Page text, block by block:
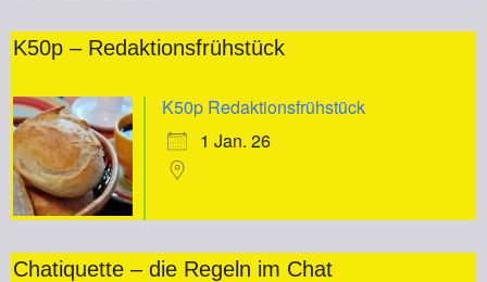
K50p – Redaktionsfrühstück
K50p Redaktionsfrühstück
1 Jan. 26
Chatiquette – die Regeln im Chat